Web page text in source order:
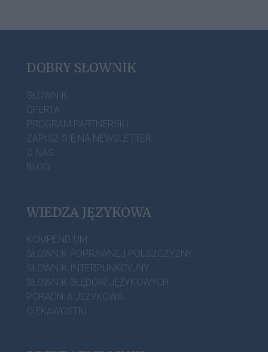
DOBRY SŁOWNIK
SŁOWNIK
OFERTA
PROGRAM PARTNERSKI
ZAPISZ SIĘ NA NEWSLETTER
O NAS
BLOG
WIEDZA JĘZYKOWA
KOMPENDIUM
SŁOWNIK POPRAWNEJ POLSZCZYZNY
SŁOWNIK INTERPUNKCYJNY
SŁOWNIK BŁĘDÓW JĘZYKOWYCH
PORADNIA JĘZYKOWA
CIEKAWOSTKI